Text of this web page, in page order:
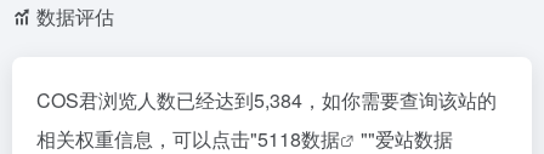
数据评估
COS君浏览人数已经达到5,384，如你需要查询该站的
相关权重信息，可以点击"5118数据 ""爱站数据